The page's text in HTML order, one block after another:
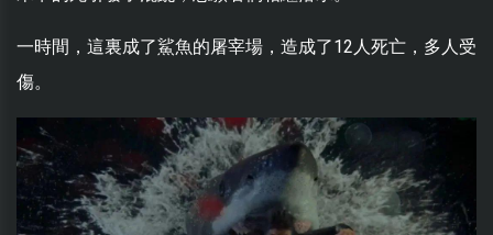
一時間，這裏成了鯊魚的屠宰場，造成了12人死亡，多人受
傷。